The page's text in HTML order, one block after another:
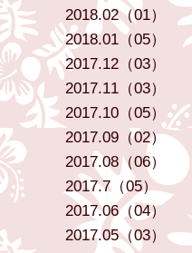
2018.02（01）
2018.01（05）
2017.12（03）
2017.11（03）
2017.10（05）
2017.09（02）
2017.08（06）
2017.7（05）
2017.06（04）
2017.05（03）